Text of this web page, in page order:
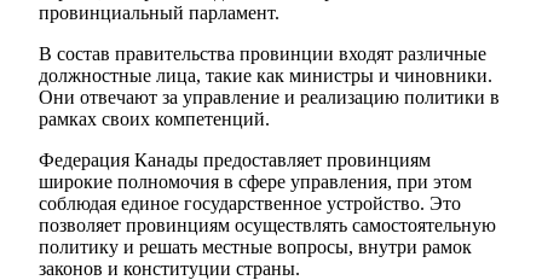
провинциальный парламент.
В состав правительства провинции входят различные
должностные лица, такие как министры и чиновники.
Они отвечают за управление и реализацию политики в
рамках своих компетенций.
Федерация Канады предоставляет провинциям
широкие полномочия в сфере управления, при этом
соблюдая единое государственное устройство. Это
позволяет провинциям осуществлять самостоятельную
политику и решать местные вопросы, внутри рамок
законов и конституции страны.